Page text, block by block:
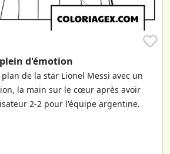
♥
d'émotion
de la star Lionel Messi avec un
la main sur le cœur après avoir
2-2 pour l'équipe argentine.